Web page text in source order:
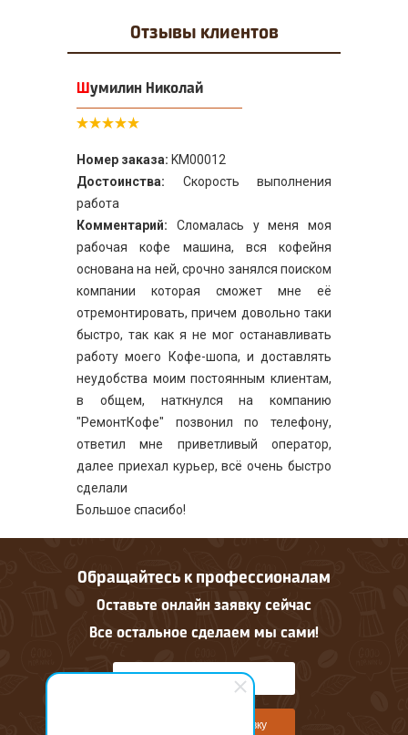
Отзывы клиентов
Шумилин Николай
Номер заказа: KM00012
Достоинства: Скорость выполнения
работа
Комментарий: Сломалась у меня моя
рабочая кофе машина, вся кофейня
основана на ней, срочно занялся поиском
компании которая сможет мне её
отремонтировать, причем довольно таки
быстро, так как я не мог останавливать
работу моего Кофе-шопа, и доставлять
неудобства моим постоянным клиентам,
в общем, наткнулся на компанию
"РемонтКофе" позвонил по телефону,
ответил мне приветливый оператор,
далее приехал курьер, всё очень быстро
сделали
Большое спасибо!
Обращайтесь к профессионалам
Оставьте онлайн заявку сейчас
Все остальное сделаем мы сами!
Оставить онлайн заявку